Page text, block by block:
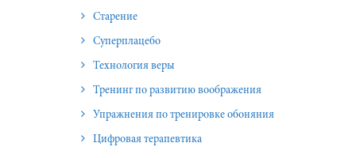
Старение
Суперплацебо
Технология веры
Тренинг по развитию воображения
Упражнения по тренировке обоняния
Цифровая терапевтика